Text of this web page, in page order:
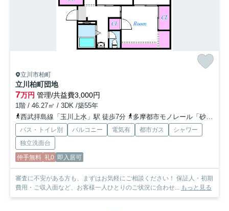
立川市柏町
立川柏町団地
7万円 管理/共益費3,000円
1階 / 46.27㎡ / 3DK /築55年
西武拝島線「玉川上水」駅 徒歩7分
多摩都市モノレール「砂川七番」駅 徒歩10分
バス・トイレ別 バルコニー 電気有 都市ガス
シャワー
独立洗面台
仲手無料 礼0 即入居可
審査に不安がある方も、まずはお気軽にご相談ください！ 保証人・初期
費用・ご収入面など、お客様一人ひとりのご状況に合わせ... もっと見る